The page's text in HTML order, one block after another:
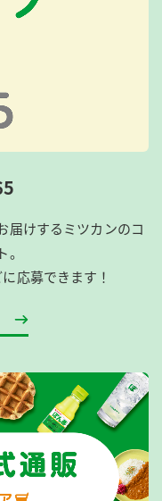
届けするミツカンのコ
応募できます！